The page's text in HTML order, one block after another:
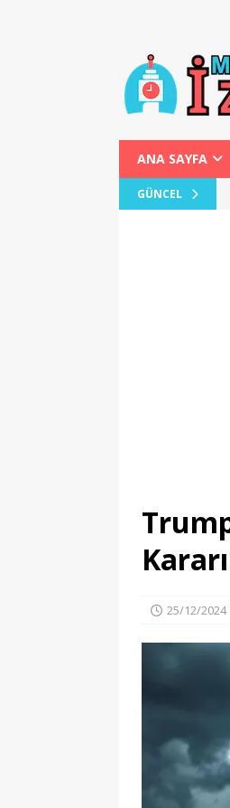
ANA SAYFA
GÜNCEL
25/12/2024